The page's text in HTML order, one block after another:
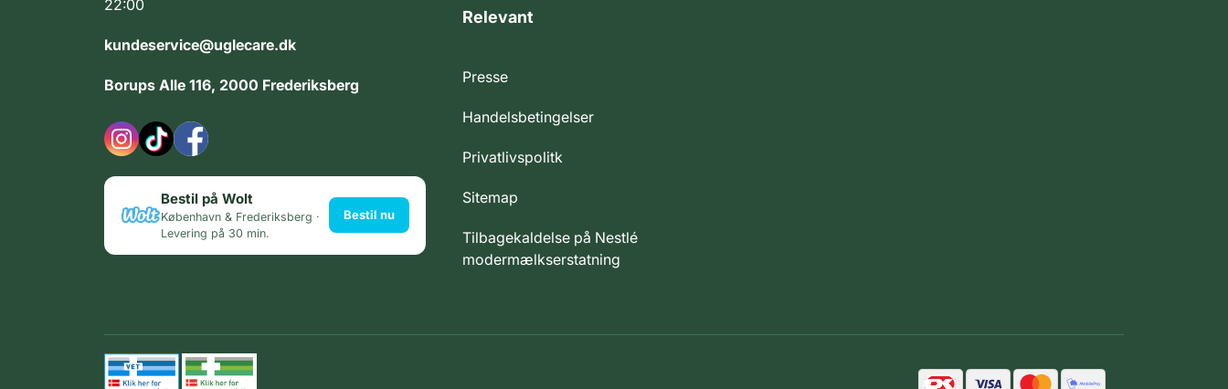
22:00
kundeservice@uglecare.dk
Borups Alle 116, 2000 Frederiksberg
Bestil på Wolt
København & Frederiksberg ·
Levering på 30 min.
Bestil nu
Relevant
Presse
Handelsbetingelser
Privatlivspolitk
Sitemap
Tilbagekaldelse på Nestlé
modermælkserstatning